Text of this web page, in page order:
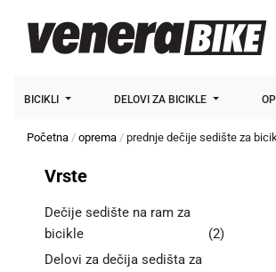
BICIKLI DELOVI ZA BICIKLE
Početna oprema prednje dečije sedište za
Vrste
Dečije sedište na ram za
bicikle
(2)
Delovi za dečija sedišta za